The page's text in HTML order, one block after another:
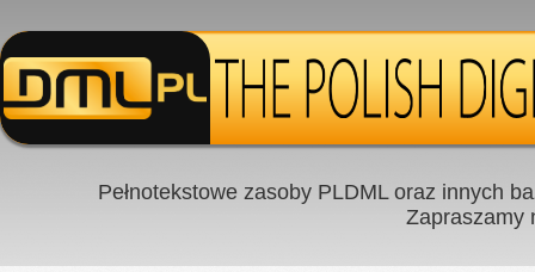
Pełnotekstowe zasoby PLDML oraz innych
Zapraszamy